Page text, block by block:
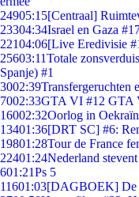
24905:15[Centraal]
23304:34Israel en Gaza
22104:06[Live Eredivisie
25603:11Totale
Spanje) #1
3002:39Transfergeruchten
7002:33GTA VI #12 GTA
16002:32Oorlog in
13401:36[DRT SC] #6:
19801:28Tour de France
22401:24Nederland
601:21Ps 5
11601:03[DAGBOEK] De